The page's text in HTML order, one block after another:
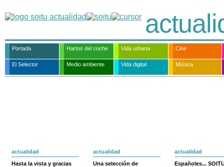
Portada Hartos del coche Vida urbana Cine
El Selector Medio ambiente Vida digital Música
actualidad
Hasta la vista y gracias
actualidad
Una selección de
actualidad
Españoles...